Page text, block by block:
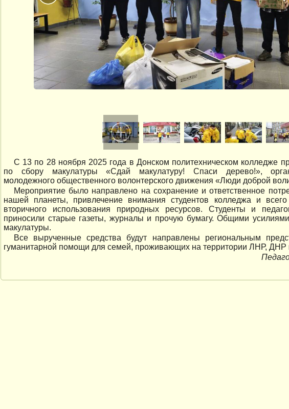
С 13 по 28 ноября 2025 года в Донском политехническом колледже
по сбору макулатуры «Сдай макулатуру! Спаси дерево!»,
молодежного общественного волонтерского движения «Люди доброй
Мероприятие было направлено на сохранение и ответственное
нашей планеты, привлечение внимания студентов колледжа и
вторичного использования природных ресурсов. Студенты и
приносили старые газеты, журналы и прочую бумагу. Общими
макулатуры.
Все вырученные средства будут направлены региональным
гуманитарной помощи для семей, проживающих на территории ЛНР, ДНР